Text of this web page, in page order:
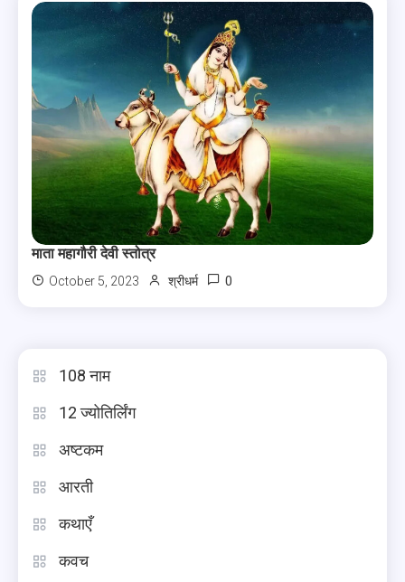
माता महागौरी देवी स्तोत्र
October 5, 2023 श्रीधर्म 0
108 नाम
12 ज्योतिर्लिंग
अष्टकम
आरती
कथाएँ
कवच